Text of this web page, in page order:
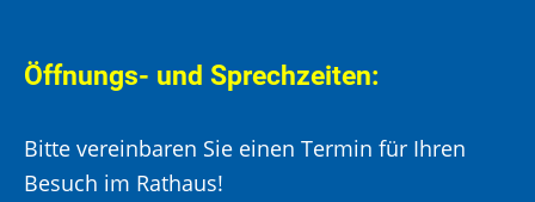
Öffnungs- und Sprechzeiten:
Bitte vereinbaren Sie einen Termin für Ihren
Besuch im Rathaus!